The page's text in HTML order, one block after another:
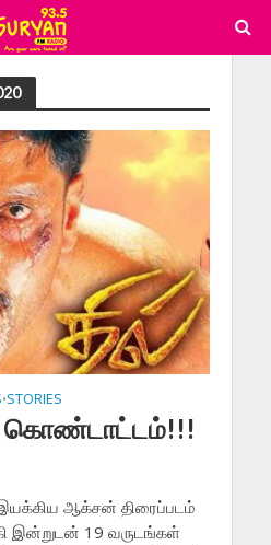
•STORIES
கொண்டாட்டம்!!!
இயக்கிய ஆக்சன் திரைப்படம்
இன்றுடன் 19 வருடங்கள்